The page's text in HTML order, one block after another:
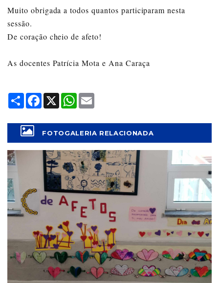
Muito obrigada a todos quantos participaram nesta
sessão.
De coração cheio de afeto!
As docentes Patrícia Mota e Ana Caraça
Share Facebook
X WhatsApp
FOTOGALERIA RELACIONADA